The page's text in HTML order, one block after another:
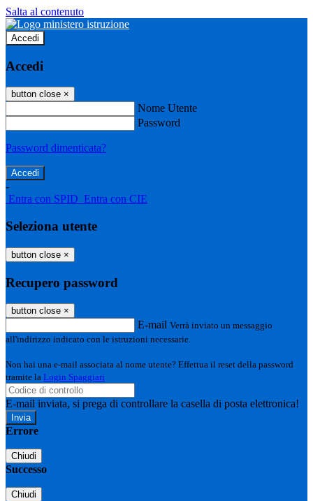
Salta al contenuto
Accedi
Accedi
button close ×
Nome Utente
Password
Password dimenticata?
-
Entra con SPID Entra con CIE
Seleziona utente
button close ×
Recupero password
button close ×
E-mail Verrà inviato un messaggio
all'indirizzo indicato con le istruzioni necessarie.
Non hai una e-mail associata al nome utente? Effettua il reset della password
tramite la Login Spaggiari
E-mail inviata, si prega di controllare la casella di posta elettronica!
Errore
Chiudi
Successo
Chiudi